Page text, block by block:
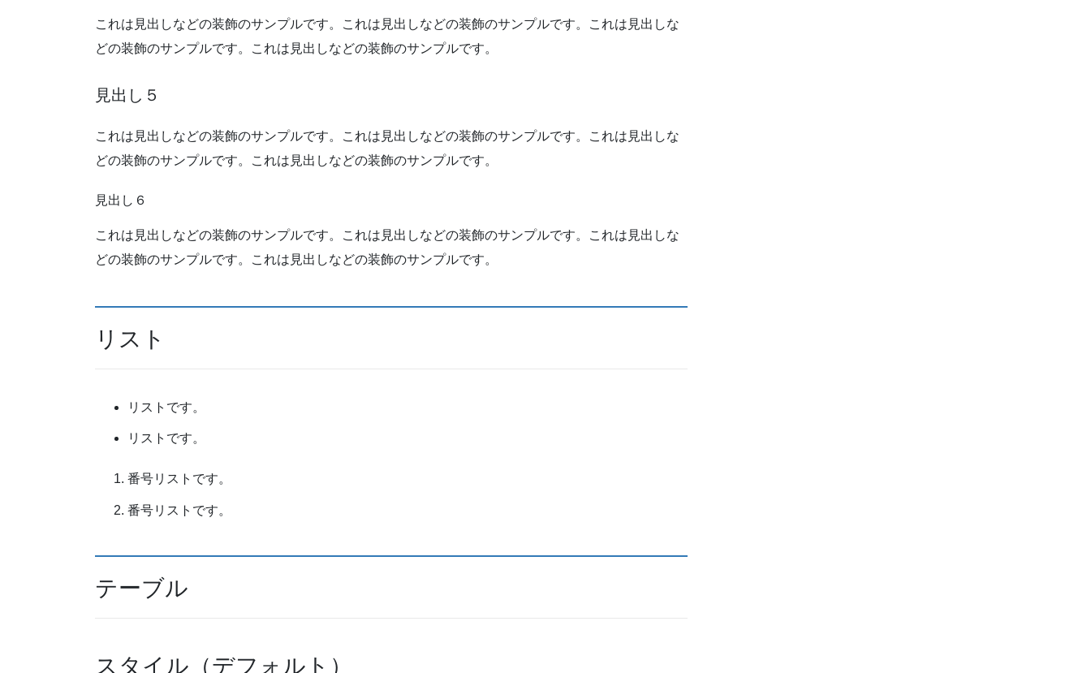
これは見出しなどの装飾のサンプルです。これは見出しなどの装飾のサンプルです。これは見出しな
どの装飾のサンプルです。これは見出しなどの装飾のサンプルです。
見出し５
これは見出しなどの装飾のサンプルです。これは見出しなどの装飾のサンプルです。これは見出しな
どの装飾のサンプルです。これは見出しなどの装飾のサンプルです。
見出し６
これは見出しなどの装飾のサンプルです。これは見出しなどの装飾のサンプルです。これは見出しな
どの装飾のサンプルです。これは見出しなどの装飾のサンプルです。
リスト
リストです。
リストです。
番号リストです。
番号リストです。
テーブル
スタイル（デフォルト）